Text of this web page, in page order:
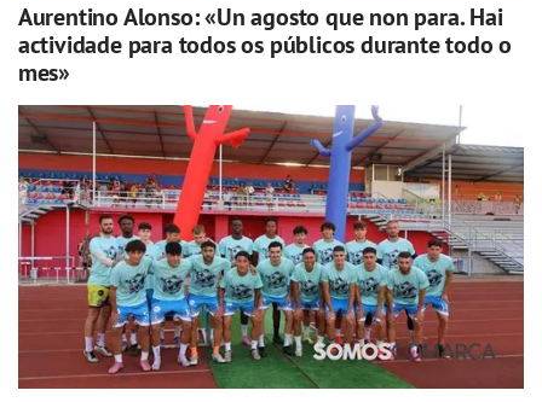
Aurentino Alonso: «Un agosto que non para. Hai
actividade para todos os públicos durante todo o
mes»